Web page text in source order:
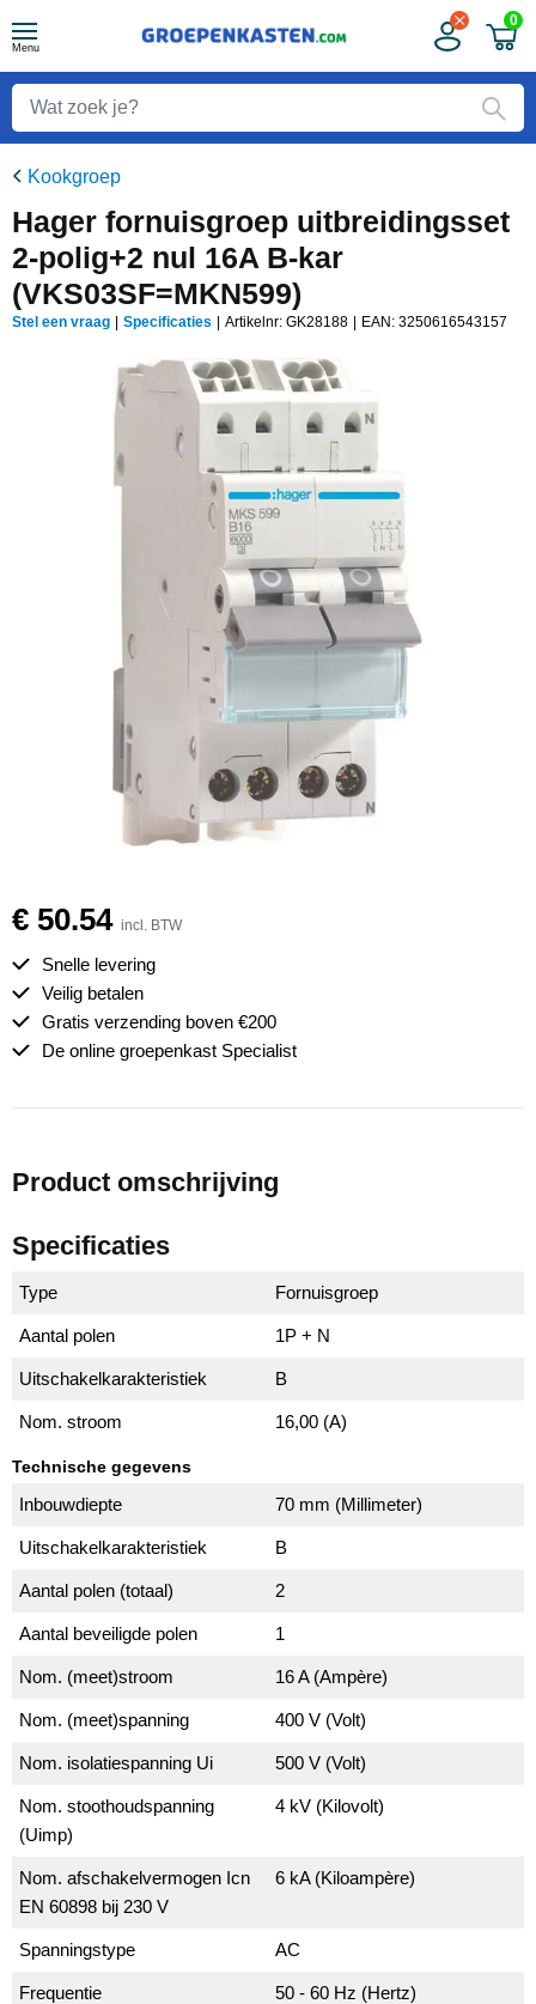
Menu
0
Kookgroep
Hager fornuisgroep uitbreidingsset
2-polig+2 nul 16A B-kar
(VKS03SF=MKN599)
Stel een vraag Specificaties Artikelnr: GK28188 EAN: 3250616543157
€ 50.54 incl. BTW
Snelle levering
Veilig betalen
Gratis verzending boven €200
De online groepenkast Specialist
Product omschrijving
Specificaties
Type Fornuisgroep
Aantal polen 1P + N
Uitschakelkarakteristiek B
Nom. stroom 16,00 (A)
Technische gegevens
Inbouwdiepte 70 mm (Millimeter)
Uitschakelkarakteristiek B
Aantal polen (totaal) 2
Aantal beveiligde polen 1
Nom. (meet)stroom 16 A (Ampère)
Nom. (meet)spanning 400 V (Volt)
Nom. isolatiespanning Ui 500 V (Volt)
Nom. stoothoudspanning
(Uimp)
4 kV (Kilovolt)
Nom. afschakelvermogen Icn
EN 60898 bij 230 V
6 kA (Kiloampère)
Spanningstype AC
Frequentie 50 - 60 Hz (Hertz)